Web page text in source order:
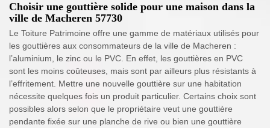
Choisir une gouttière solide pour une maison dans la
ville de Macheren 57730
Le Toiture Patrimoine offre une gamme de matériaux utilisés pour
les gouttières aux consommateurs de la ville de Macheren :
l’aluminium, le zinc ou le PVC. En effet, les gouttières en PVC
sont les moins coûteuses, mais sont par ailleurs plus résistants à
l’effritement. Mettre une nouvelle gouttière sur une habitation
nécessite quelques fois un produit particulier. Certains choix sont
possibles alors selon que le propriétaire veut une gouttière
pendante fixée sur une planche de rive ou bien une gouttière